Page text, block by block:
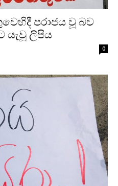
පරාජය වූ බව
යැවූ ලිපිය
0